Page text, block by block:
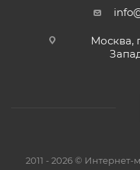
Москва,
2011 - 2026 ©